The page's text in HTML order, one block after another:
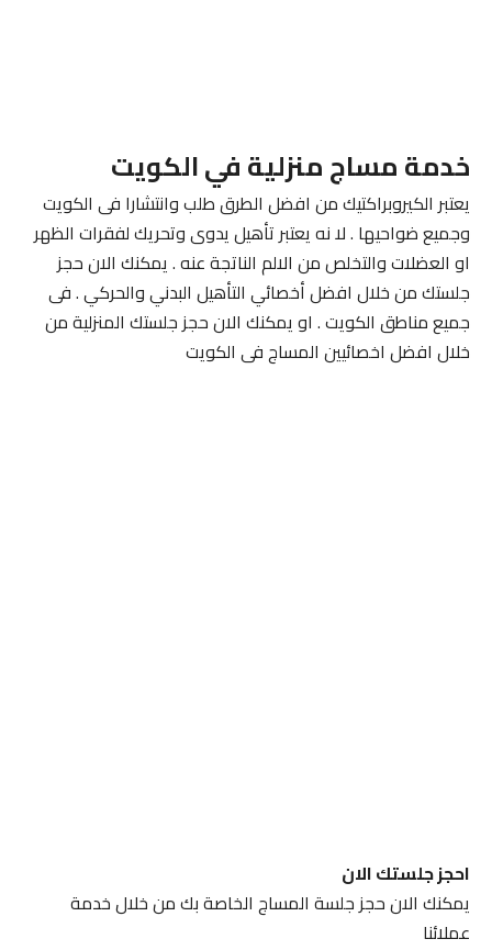
خدمة مساج منزلية في الكويت
يعتبر الكيروبراكتيك من افضل الطرق طلب وانتشارا فى الكويت
وجميع ضواحيها . لا نه يعتبر تأهيل يدوى وتحريك لفقرات الظهر
او العضلات والتخلص من الالم الناتجة عنه . يمكنك الان حجز
جلستك من خلال افضل أخصائي التأهيل البدني والحركي . فى
جميع مناطق الكويت . او يمكنك الان حجز جلستك المنزلية من
خلال افضل اخصائيين المساج فى الكويت
احجز جلستك الان
يمكنك الان حجز جلسة المساج الخاصة بك من خلال خدمة
عملائنا